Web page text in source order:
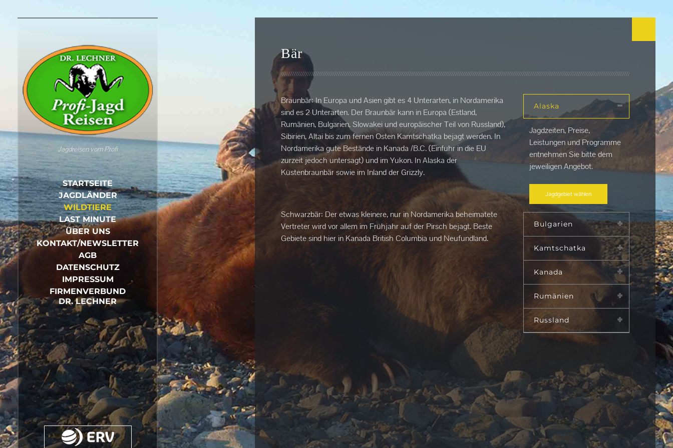
Jagdreisen vom Profi
STARTSEITE
JAGDLÄNDER
WILDTIERE
LAST MINUTE
ÜBER UNS
KONTAKT/NEWSLETTER
AGB
DATENSCHUTZ
IMPRESSUM
FIRMENVERBUND
DR. LECHNER
Bär
Braunbär:In Europa und Asien gibt es 4 Unterarten, in Nordamerika
sind es 2 Unterarten. Der Braunbär kann in Europa (Estland,
Rumänien, Bulgarien, Slowakei und europäischer Teil von Russland),
Sibirien, Altai bis zum fernen Osten Kamtschatka bejagt werden. In
Nordamerika gute Bestände in Kanada /B.C. (Einfuhr in die EU
zurzeit jedoch untersagt) und im Yukon. In Alaska der
Küstenbraunbär sowie im Inland der Grizzly.
Schwarzbär: Der etwas kleinere, nur in Nordamerika beheimatete
Vertreter wird vor allem im Frühjahr auf der Pirsch bejagt. Beste
Gebiete sind hier in Kanada British Columbia und Neufundland.
Alaska
Jagdzeiten, Preise,
Leistungen und Programme
entnehmen Sie bitte dem
jeweiligen Angebot.
Jagdgebiet wählen
Bulgarien
Kamtschatka
Kanada
Rumänien
Russland